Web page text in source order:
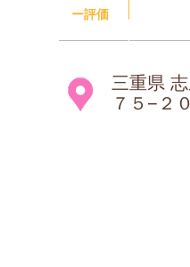
ー評価
三重県
７５−２０